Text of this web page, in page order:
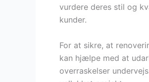
vurdere deres stil og
kunder.
For at sikre, at
kan hjælpe med at
overraskelser